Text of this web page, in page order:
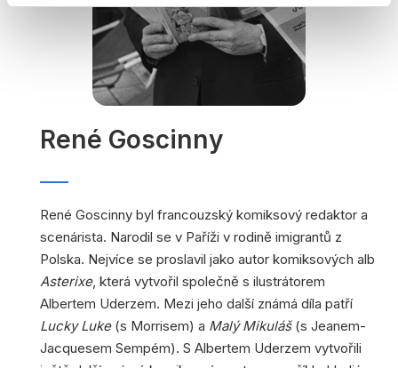
René Goscinny
René Goscinny byl francouzský komiksový redaktor a
scenárista. Narodil se v Paříži v rodině imigrantů z
Polska. Nejvíce se proslavil jako autor komiksových alb
Asterixe, která vytvořil společně s ilustrátorem
Albertem Uderzem. Mezi jeho další známá díla patří
Lucky Luke(s Morrisem) a Malý Mikuláš(s Jeanem-
Jacquesem Sempém). S Albertem Uderzem vytvořili